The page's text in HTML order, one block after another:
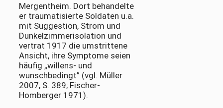
Mergentheim. Dort behandelte
er traumatisierte Soldaten u.a.
mit Suggestion, Strom und
Dunkelzimmerisolation und
vertrat 1917 die umstrittene
Ansicht, ihre Symptome seien
häufig „willens- und
wunschbedingt” (vgl. Müller
2007, S. 389; Fischer-
Homberger 1971).